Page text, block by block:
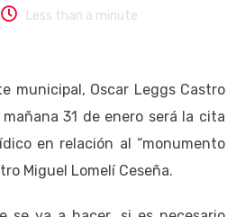
Less than a minute
municipal, Oscar Leggs Castro
31 de enero será la cita
en relación al “monumento
Miguel Lomelí Ceseña.